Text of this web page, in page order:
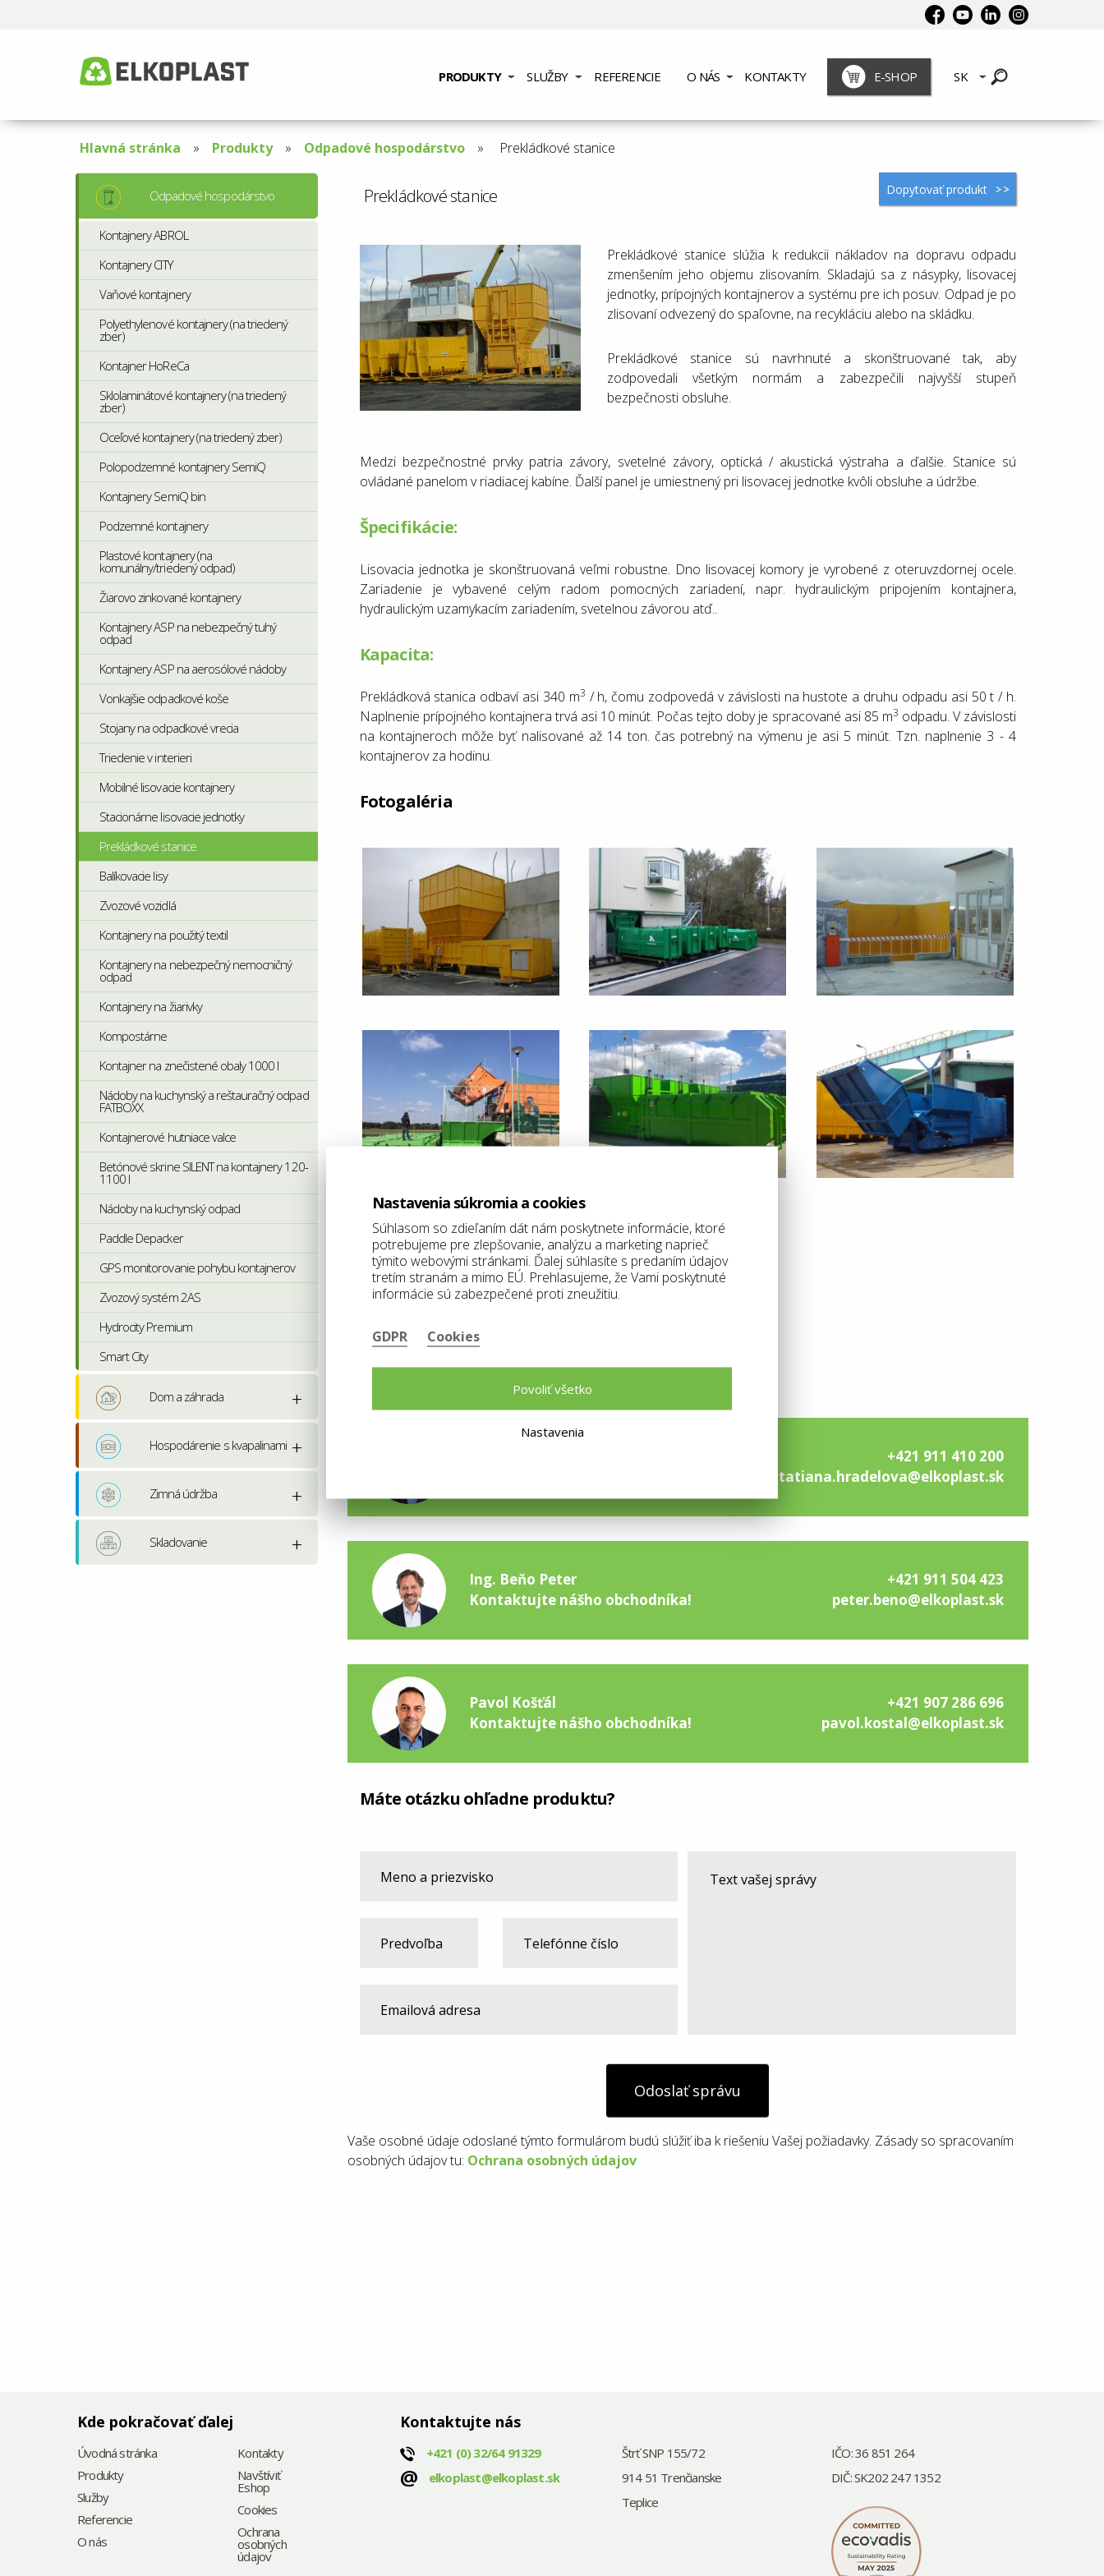
PRODUKTY SLUŽBY REFERENCIE O NÁS KONTAKTY E-SHOP SK
Hlavná stránka Produkty Odpadové hospodárstvo
Aktuální
Prekládkové stanice
Odpadové hospodárstvo
Kontajnery ABROL
Kontajnery CITY
Vaňové kontajnery
Polyethylenové kontajnery (na triedený
zber)
Kontajner HoReCa
Sklolaminátové kontajnery (na triedený
zber)
Oceľové kontajnery (na triedený zber)
Polopodzemné kontajnery SemiQ
Kontajnery SemiQ bin
Podzemné kontajnery
Plastové kontajnery (na
komunálny/triedený odpad)
Žiarovo zinkované kontajnery
Kontajnery ASP na nebezpečný tuhý
odpad
Kontajnery ASP na aerosólové nádoby
Vonkajšie odpadkové koše
Stojany na odpadkové vrecia
Triedenie v interieri
Mobilné lisovacie kontajnery
Stacionárne lisovacie jednotky
Prekládkové stanice
Balíkovacie lisy
Zvozové vozidlá
Kontajnery na použitý textil
Kontajnery na nebezpečný nemocničný
odpad
Kontajnery na žiarivky
Kompostárne
Kontajner na znečistené obaly 1000 l
Nádoby na kuchynský a reštauračný odpad
FATBOXX
Kontajnerové hutniace valce
Betónové skrine SILENT na kontajnery 120-
1100 l
Nádoby na kuchynský odpad
Paddle Depacker
GPS monitorovanie pohybu kontajnerov
Zvozový systém 2AS
Hydrocity Premium
Smart City
Dom a záhrada
Hospodárenie s kvapalinami
Zimná údržba
Skladovanie
Prekládkové stanice Dopytovať produkt
Prekládkové stanice slúžia k redukcii nákladov na dopravu odpadu
zmenšením jeho objemu zlisovaním. Skladajú sa z násypky, lisovacej
jednotky, prípojných kontajnerov a systému pre ich posuv. Odpad je po
zlisovaní odvezený do spaľovne, na recykláciu alebo na skládku.
Prekládkové stanice sú navrhnuté a skonštruované tak, aby
zodpovedali všetkým normám a zabezpečili najvyšší stupeň
bezpečnosti obsluhe.
Medzi bezpečnostné prvky patria závory, svetelné závory, optická / akustická výstraha a ďalšie. Stanice sú
ovládané panelom v riadiacej kabíne. Ďalší panel je umiestnený pri lisovacej jednotke kvôli obsluhe a údržbe.
Špecifikácie:
Lisovacia jednotka je skonštruovaná veľmi robustne. Dno lisovacej komory je vyrobené z oteruvzdornej ocele.
Zariadenie je vybavené celým radom pomocných zariadení, napr. hydraulickým pripojením kontajnera,
hydraulickým uzamykacím zariadením, svetelnou závorou ​​atď..
Kapacita:
Prekládková stanica odbaví asi 340 m3 / h, čomu zodpovedá v závislosti na hustote a druhu odpadu asi 50 t / h.
Naplnenie prípojného kontajnera trvá asi 10 minút. Počas tejto doby je spracované asi 85 m3 odpadu. V závislosti
na kontajneroch môže byť nalisované až 14 ton. čas potrebný na výmenu je asi 5 minút. Tzn. naplnenie 3 - 4
kontajnerov za hodinu.
Fotogaléria
+421 911 410 200
tatiana.hradelova@elkoplast.sk
Ing. Beňo Peter
Kontaktujte nášho obchodníka!
+421 911 504 423
peter.beno@elkoplast.sk
Pavol Košťál
Kontaktujte nášho obchodníka!
+421 907 286 696
pavol.kostal@elkoplast.sk
Máte otázku ohľadne produktu?
Odoslať správu
Vaše osobné údaje odoslané týmto formulárom budú slúžiť iba k riešeniu Vašej požiadavky. Zásady so spracovaním
osobných údajov tu: Ochrana osobných údajov
Kde pokračovať ďalej
Úvodná stránka
Produkty
Služby
Referencie
O nás
Kontakty
Navštíviť
Eshop
Cookies
Ochrana
osobných
údajov
Kontaktujte nás
+421 (0) 32/64 91329
@ elkoplast@elkoplast.sk
Štrť SNP 155/72
914 51 Trenčianske
Teplice
IČO: 36 851 264
DIČ: SK202 247 1352
Nastavenia súkromia a cookies
Súhlasom so zdieľaním dát nám poskytnete informácie, ktoré
potrebujeme pre zlepšovanie, analýzu a marketing naprieč
týmito webovými stránkami. Ďalej súhlasíte s predaním údajov
tretím stranám a mimo EÚ. Prehlasujeme, že Vami poskytnuté
informácie sú zabezpečené proti zneužitiu.
GDPR Cookies
Povoliť všetko
Nastavenia